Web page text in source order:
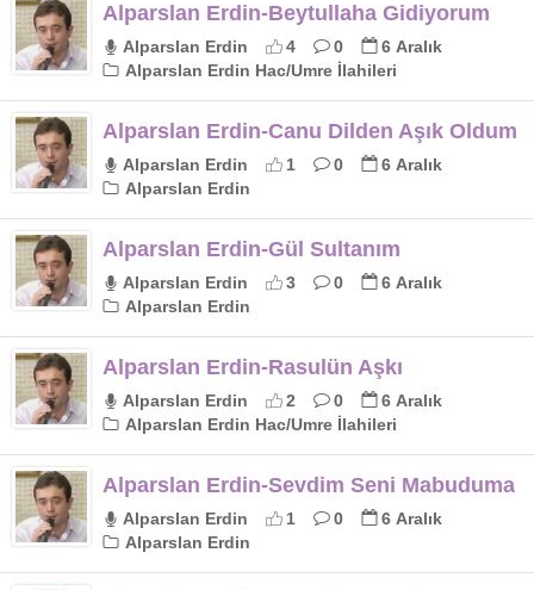
Alparslan Erdin-Beytullaha Gidiyorum
Alparslan Erdin 4 0
6 Aralık
Alparslan Erdin Hac/Umre İlahileri
Alparslan Erdin-Canu Dilden Aşık Oldum
Alparslan Erdin 1 0
6 Aralık
Alparslan Erdin
Alparslan Erdin-Gül Sultanım
Alparslan Erdin 3 0
6 Aralık
Alparslan Erdin
Alparslan Erdin-Rasulün Aşkı
Alparslan Erdin 2 0
6 Aralık
Alparslan Erdin Hac/Umre İlahileri
Alparslan Erdin-Sevdim Seni Mabuduma
Alparslan Erdin 1 0
6 Aralık
Alparslan Erdin